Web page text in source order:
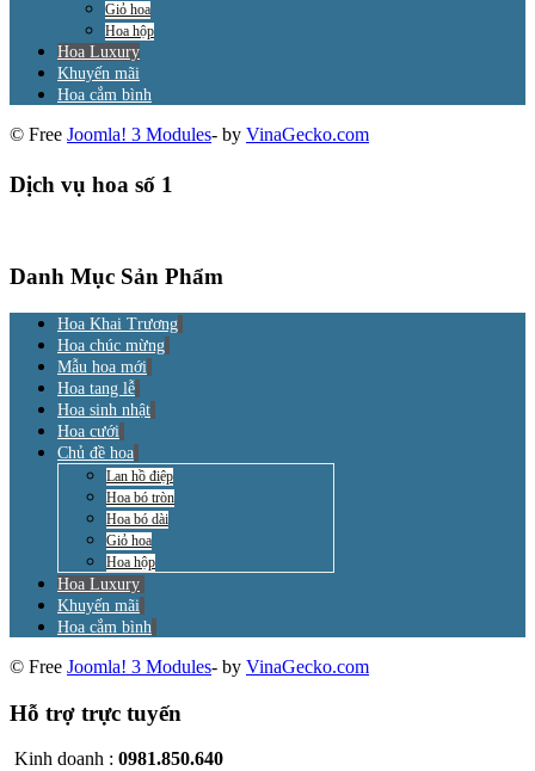
Giỏ hoa
Hoa hộp
Hoa Luxury
Khuyến mãi
Hoa cắm bình
© Free Joomla! 3 Modules- by VinaGecko.com
Dịch vụ hoa số 1
Danh Mục Sản Phẩm
Hoa Khai Trương
Hoa chúc mừng
Mẫu hoa mới
Hoa tang lễ
Hoa sinh nhật
Hoa cưới
Chủ đề hoa
Lan hồ điệp
Hoa bó tròn
Hoa bó dài
Giỏ hoa
Hoa hộp
Hoa Luxury
Khuyến mãi
Hoa cắm bình
© Free Joomla! 3 Modules- by VinaGecko.com
Hỗ trợ trực tuyến
Kinh doanh : 0981.850.640